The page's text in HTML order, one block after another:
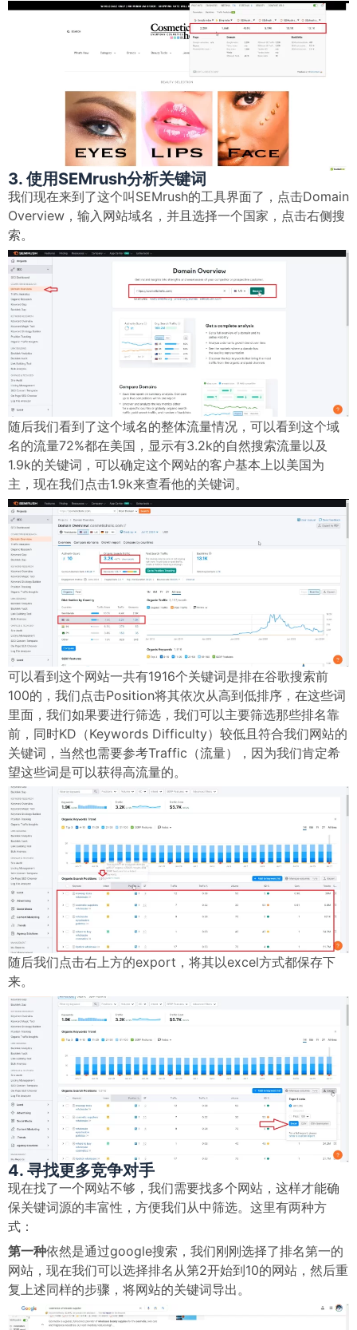
3. 使用SEMrush分析关键词
我们现在来到了这个叫SEMrush的工具界面了，点击Domain
Overview，输入网站域名，并且选择一个国家，点击右侧搜
索。
随后我们看到了这个域名的整体流量情况，可以看到这个域
名的流量72%都在美国，显示有3.2k的自然搜索流量以及
1.9k的关键词，可以确定这个网站的客户基本上以美国为
主，现在我们点击1.9k来查看他的关键词。
可以看到这个网站一共有1916个关键词是排在谷歌搜索前
100的，我们点击Position将其依次从高到低排序，在这些词
里面，我们如果要进行筛选，我们可以主要筛选那些排名靠
前，同时KD（Keywords Difficulty）较低且符合我们网站的
关键词，当然也需要参考Traffic（流量），因为我们肯定希
望这些词是可以获得高流量的。
随后我们点击右上方的export，将其以excel方式都保存下
来。
4. 寻找更多竞争对手
现在找了一个网站不够，我们需要找多个网站，这样才能确
保关键词源的丰富性，方便我们从中筛选。这里有两种方
式：
第一种依然是通过google搜索，我们刚刚选择了排名第一的
网站，现在我们可以选择排名从第2开始到10的网站，然后重
复上述同样的步骤，将网站的关键词导出。